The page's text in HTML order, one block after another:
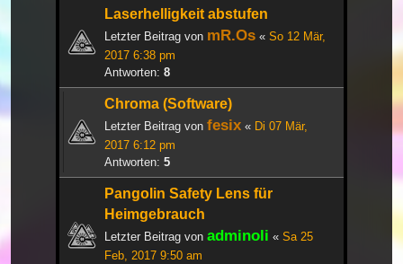
Laserhelligkeit abstufen
Letzter Beitrag von mR.Os « So 12 Mär,
2017 6:38 pm
Antworten: 8
Chroma (Software)
Letzter Beitrag von fesix « Di 07 Mär,
2017 6:12 pm
Antworten: 5
Pangolin Safety Lens für
Heimgebrauch
Letzter Beitrag von adminoli « Sa 25
Feb, 2017 9:50 am